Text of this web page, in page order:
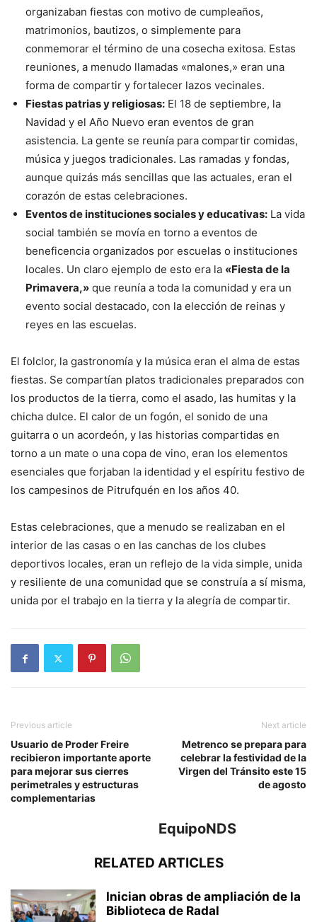
organizaban fiestas con motivo de cumpleaños,
matrimonios, bautizos, o simplemente para
conmemorar el término de una cosecha exitosa. Estas
reuniones, a menudo llamadas «malones,» eran una
forma de compartir y fortalecer lazos vecinales.
Fiestas patrias y religiosas: El 18 de septiembre, la
Navidad y el Año Nuevo eran eventos de gran
asistencia. La gente se reunía para compartir comidas,
música y juegos tradicionales. Las ramadas y fondas,
aunque quizás más sencillas que las actuales, eran el
corazón de estas celebraciones.
Eventos de instituciones sociales y educativas: La vida
social también se movía en torno a eventos de
beneficencia organizados por escuelas o instituciones
locales. Un claro ejemplo de esto era la «Fiesta de la
Primavera,» que reunía a toda la comunidad y era un
evento social destacado, con la elección de reinas y
reyes en las escuelas.
El folclor, la gastronomía y la música eran el alma de estas
fiestas. Se compartían platos tradicionales preparados con
los productos de la tierra, como el asado, las humitas y la
chicha dulce. El calor de un fogón, el sonido de una
guitarra o un acordeón, y las historias compartidas en
torno a un mate o una copa de vino, eran los elementos
esenciales que forjaban la identidad y el espíritu festivo de
los campesinos de Pitrufquén en los años 40.
Estas celebraciones, que a menudo se realizaban en el
interior de las casas o en las canchas de los clubes
deportivos locales, eran un reflejo de la vida simple, unida
y resiliente de una comunidad que se construía a sí misma,
unida por el trabajo en la tierra y la alegría de compartir.
Previous article
Usuario de Proder Freire
recibieron importante aporte
para mejorar sus cierres
perimetrales y estructuras
complementarias
Next article
Metrenco se prepara para
celebrar la festividad de la
Virgen del Tránsito este 15
de agosto
EquipoNDS
RELATED ARTICLES
Inician obras de ampliación de la
Biblioteca de Radal